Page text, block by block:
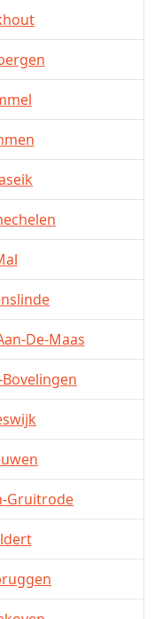
De-Maas
Gruitrode